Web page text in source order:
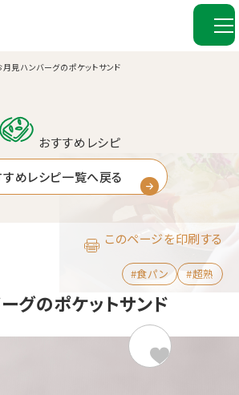
月見ハンバーグのポケットサンド
おすすめレシピ
すめレシピ一覧へ戻る
グのポケットサンド
#食パン #超熟
このページを印刷する